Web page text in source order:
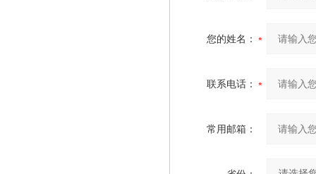
您的姓名：
联系电话：
常用邮箱：